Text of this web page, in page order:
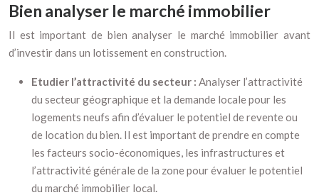
Bien analyser le marché immobilier
Il est important de bien analyser le marché immobilier avant
d’investir dans un lotissement en construction.
Etudier l’attractivité du secteur : Analyser l’attractivité
du secteur géographique et la demande locale pour les
logements neufs afin d’évaluer le potentiel de revente ou
de location du bien. Il est important de prendre en compte
les facteurs socio-économiques, les infrastructures et
l’attractivité générale de la zone pour évaluer le potentiel
du marché immobilier local.